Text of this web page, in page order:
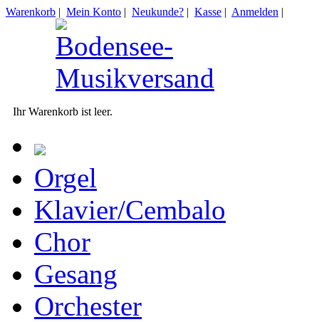
Warenkorb | Mein Konto | Neukunde? | Kasse | Anmelden |
Ihr Warenkorb ist leer.
Orgel
Klavier/Cembalo
Chor
Gesang
Orchester